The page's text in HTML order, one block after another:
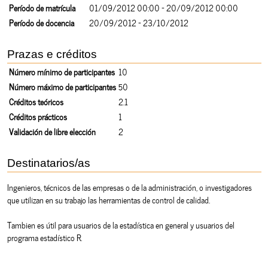
Período de matrícula
01/09/2012 00:00 - 20/09/2012 00:00
Período de docencia
20/09/2012 - 23/10/2012
Prazas e créditos
Número mínimo de participantes 10
Número máximo de participantes 50
Créditos teóricos
2.1
Créditos prácticos
1
Validación de libre elección
2
Destinatarios/as
Ingenieros, técnicos de las empresas o de la administración, o investigadores
que utilizan en su trabajo las herramientas de control de calidad.
Tambien es útil para usuarios de la estadística en general y usuarios del
programa estadístico R.